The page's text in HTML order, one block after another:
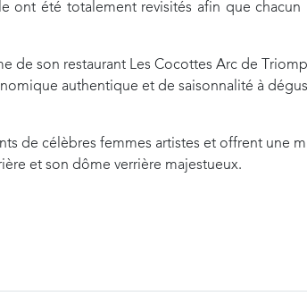
été totalement revisités afin que chacun
de son restaurant Les Cocottes Arc de
authentique et de saisonnalité à
de célèbres femmes artistes et offrent une
et son dôme verrière majestueux.